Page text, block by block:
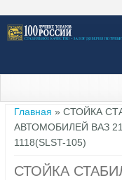
Вы здесь
Главная » СТОЙКА
АВТОМОБИЛЕЙ ВАЗ
1118(SLST-105)
СТОЙКА